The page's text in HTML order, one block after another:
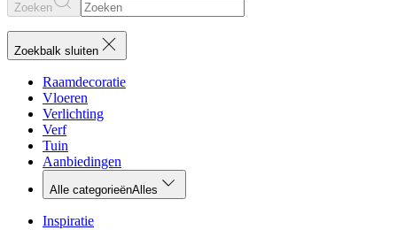
Zoeken
Zoekbalk sluiten
Raamdecoratie
Vloeren
Verlichting
Verf
Tuin
Aanbiedingen
Alle categorieënAlles
Inspiratie